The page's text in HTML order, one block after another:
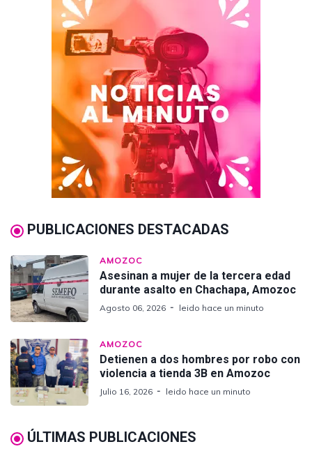
PUBLICACIONES DESTACADAS
AMOZOC
Asesinan a mujer de la tercera edad
durante asalto en Chachapa, Amozoc
Agosto 06, 2026 leido hace un minuto
AMOZOC
Detienen a dos hombres por robo con
violencia a tienda 3B en Amozoc
Julio 16, 2026 leido hace un minuto
ÚLTIMAS PUBLICACIONES